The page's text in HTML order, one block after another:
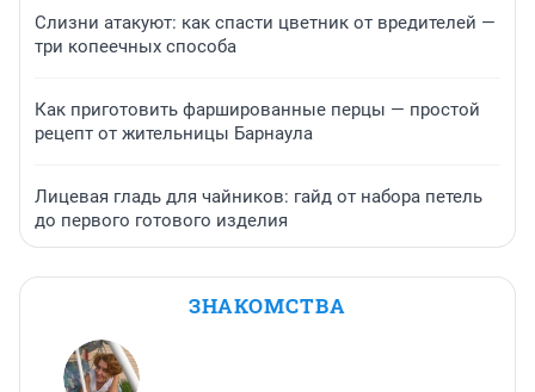
Слизни атакуют: как спасти цветник от вредителей —
три копеечных способа
Как приготовить фаршированные перцы — простой
рецепт от жительницы Барнаула
Лицевая гладь для чайников: гайд от набора петель
до первого готового изделия
ЗНАКОМСТВА